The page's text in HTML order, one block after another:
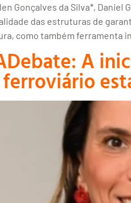
Gonçalves da Silva*,
das estruturas de
como também ferramenta
A